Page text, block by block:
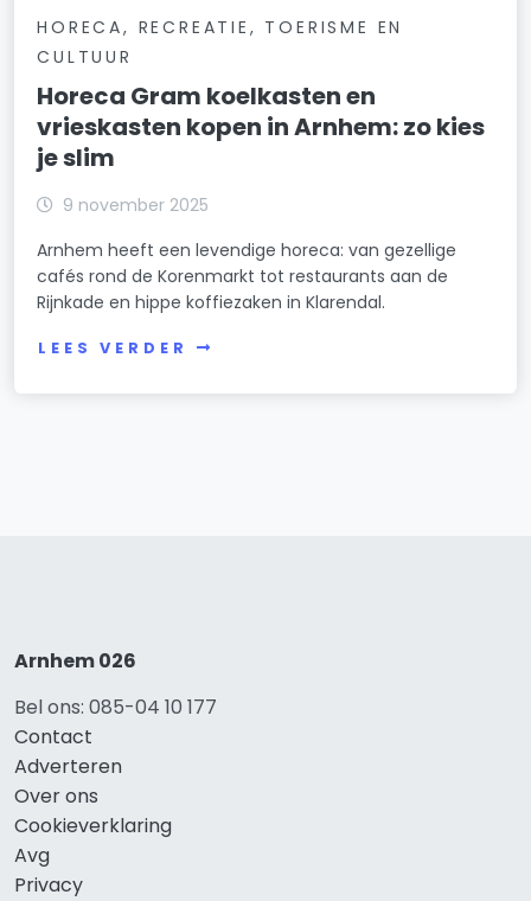
HORECA, RECREATIE, TOERISME EN
CULTUUR
Horeca Gram koelkasten en
vrieskasten kopen in Arnhem: zo kies
je slim
9 november 2025
Arnhem heeft een levendige horeca: van gezellige
cafés rond de Korenmarkt tot restaurants aan de
Rijnkade en hippe koffiezaken in Klarendal.
LEES VERDER
Arnhem 026
Bel ons: 085-04 10 177
Contact
Adverteren
Over ons
Cookieverklaring
Avg
Privacy